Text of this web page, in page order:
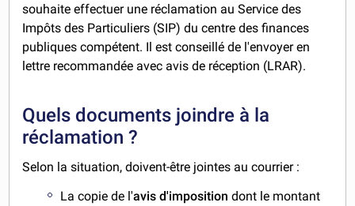
souhaite effectuer une réclamation au Service des
Impôts des Particuliers (SIP) du centre des finances
publiques compétent. Il est conseillé de l'envoyer en
lettre recommandée avec avis de réception (LRAR).
Quels documents joindre à la
réclamation ?
Selon la situation, doivent-être jointes au courrier :
La copie de l'avis d'impositiondont le montant